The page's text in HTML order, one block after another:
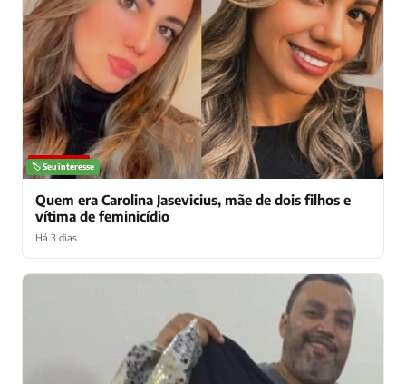
NOTÍCIAS
🏷️ Seu interesse
Quem era Carolina Jasevicius, mãe de dois filhos e
vítima de feminicídio
Há 3 dias